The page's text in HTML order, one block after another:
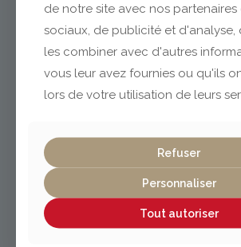
Clermont-
04 73 42 18 38
Vichy /
de notre site avec nos partenaires
sociaux, de publicité et d'analyse,
les combiner avec d'autres
vous leur avez fournies ou qu'ils
lors de votre utilisation de leurs
Refuser
Personnaliser
Tout autoriser